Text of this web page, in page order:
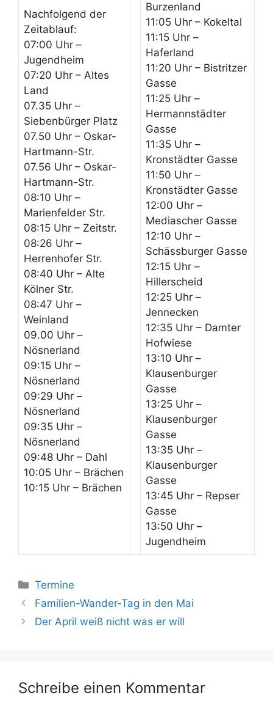
Nachfolgend der
Zeitablauf:
07:00 Uhr –
Jugendheim
07:20 Uhr – Altes
Land
07.35 Uhr –
Siebenbürger Platz
07.50 Uhr – Oskar-
Hartmann-Str.
07.56 Uhr – Oskar-
Hartmann-Str.
08:10 Uhr –
Marienfelder Str.
08:15 Uhr – Zeitstr.
08:26 Uhr –
Herrenhofer Str.
08:40 Uhr – Alte
Kölner Str.
08:47 Uhr –
Weinland
09.00 Uhr –
Nösnerland
09:15 Uhr –
Nösnerland
09:29 Uhr –
Nösnerland
09:35 Uhr –
Nösnerland
09:48 Uhr – Dahl
10:05 Uhr – Brächen
10:15 Uhr – Brächen
Burzenland
11:05 Uhr – Kokeltal
11:15 Uhr –
Haferland
11:20 Uhr – Bistritzer
Gasse
11:25 Uhr –
Hermannstädter
Gasse
11:35 Uhr –
Kronstädter Gasse
11:50 Uhr –
Kronstädter Gasse
12:00 Uhr –
Mediascher Gasse
12:10 Uhr –
Schässburger Gasse
12:15 Uhr –
Hillerscheid
12:25 Uhr –
Jennecken
12:35 Uhr – Damter
Hofwiese
13:10 Uhr –
Klausenburger
Gasse
13:25 Uhr –
Klausenburger
Gasse
13:35 Uhr –
Klausenburger
Gasse
13:45 Uhr – Repser
Gasse
13:50 Uhr –
Jugendheim
Kategorien
Termine
Familien-Wander-Tag in den Mai
Der April weiß nicht was er will
Schreibe einen Kommentar